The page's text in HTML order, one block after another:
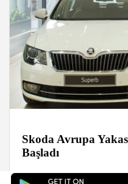
Skoda Avrupa
Başladı
Haberler